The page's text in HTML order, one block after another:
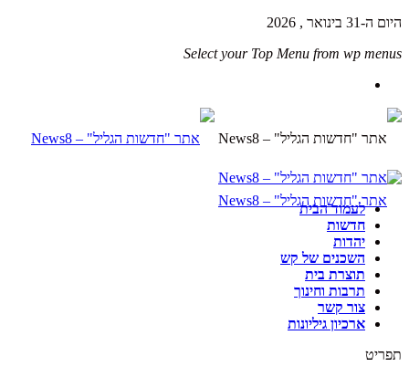
היום ה-31 בינואר , 2026
Select your Top Menu from wp menus
לעמוד הבית
חדשות
יהדות
השכנים של קש
תוצרת בית
תרבות וחינוך
צור קשר
ארכיון גיליונות
תפריט